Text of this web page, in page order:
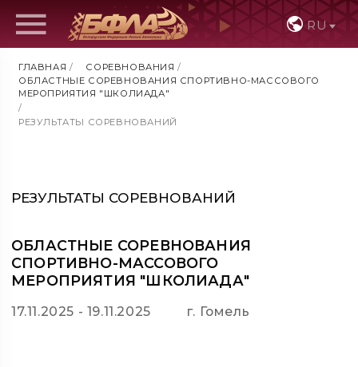
RU
ГЛАВНАЯ / СОРЕВНОВАНИЯ /
ОБЛАСТНЫЕ СОРЕВНОВАНИЯ СПОРТИВНО-МАССОВОГО
МЕРОПРИЯТИЯ "ШКОЛИАДА"
/
РЕЗУЛЬТАТЫ СОРЕВНОВАНИЙ
РЕЗУЛЬТАТЫ СОРЕВНОВАНИЙ
ОБЛАСТНЫЕ СОРЕВНОВАНИЯ
СПОРТИВНО-МАССОВОГО
МЕРОПРИЯТИЯ "ШКОЛИАДА"
17.11.2025 - 19.11.2025 г. Гомель